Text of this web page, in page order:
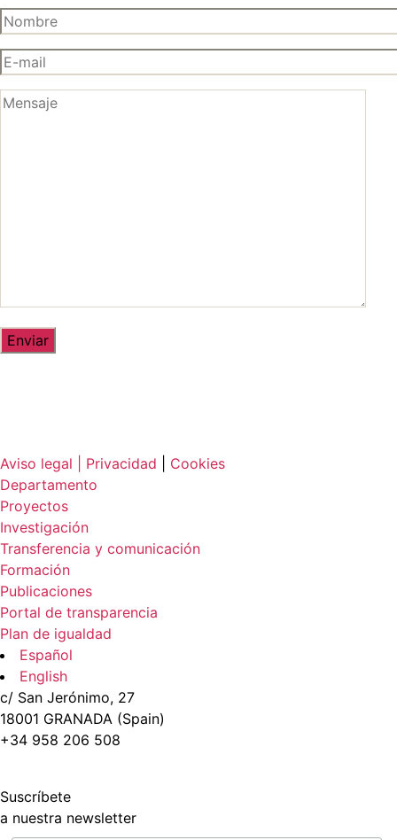
Aviso legal | Privacidad
Cookies
Departamento
Proyectos
Investigación
Transferencia y comunicación
Formación
Publicaciones
Portal de transparencia
Plan de igualdad
Español
English
c/ San Jerónimo, 27
18001 GRANADA (Spain)
+34 958 206 508
Suscríbete
a nuestra newsletter